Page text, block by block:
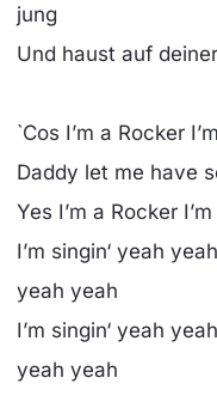
jung
Und haust auf
`Cos I’m a Rocker
Daddy let me have
Yes I’m a Rocker
I’m singin‘ yeah
yeah yeah
I’m singin‘ yeah
yeah yeah